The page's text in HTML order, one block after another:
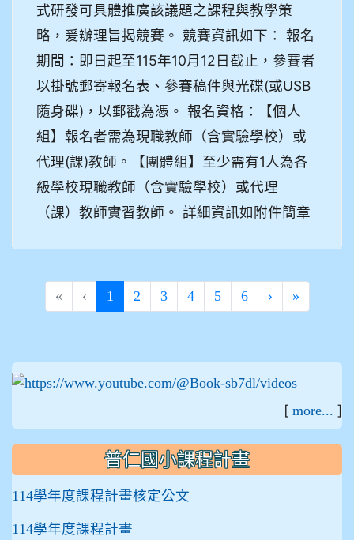
式研發可具體推廣該議題之課程與教學策
略，爰辦理旨揭競賽。 競賽資訊如下： 報名
期間：即日起至115年10月12日截止，參賽者
以掛號郵寄報名表、參賽稿件與光碟(或USB
隨身碟)，以郵戳為憑。 報名資格：【個人
組】報名者需為現職教師（含實驗學校）或
代理(課)教師。【團體組】至少需有1人為各
級學校現職教師（含實驗學校）或代理
（課）教師實習教師。 詳細資訊如附件簡章
« ‹ 1 (current)
2 3 4 5 6 › »
[ more... ]
普仁國小課程計畫
114學年度課程計畫核定公文
114學年度課程計畫